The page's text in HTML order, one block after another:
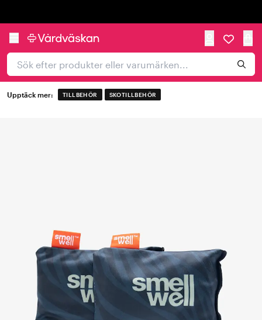
Upptäck mer: TILLBEHÖR SKOTILLBEHÖR